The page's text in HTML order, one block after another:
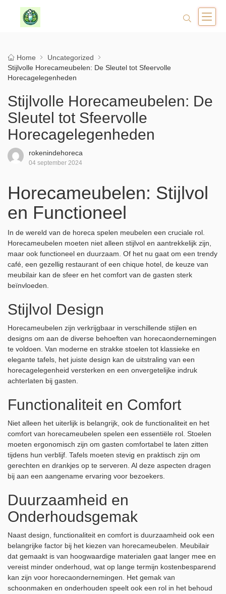
Home
Uncategorized
Stijlvolle Horecameubelen: De Sleutel tot Sfeervolle
Horecagelegenheden
Stijlvolle Horecameubelen: De
Sleutel tot Sfeervolle
Horecagelegenheden
rokenindehoreca
04 september 2024
Horecameubelen: Stijlvol
en Functioneel
In de wereld van de horeca spelen meubelen een cruciale rol.
Horecameubelen moeten niet alleen stijlvol en aantrekkelijk zijn,
maar ook functioneel en duurzaam. Of het nu gaat om een trendy
café, een gezellig restaurant of een chique hotel, de keuze van
meubilair kan de sfeer en het comfort van de gasten sterk
beïnvloeden.
Stijlvol Design
Horecameubelen zijn verkrijgbaar in verschillende stijlen en
designs om aan de diverse behoeften van horecaondernemingen
te voldoen. Van moderne en strakke stoelen tot klassieke en
elegante tafels, het juiste design kan de uitstraling van een
horecagelegenheid versterken en een onvergetelijke indruk
achterlaten bij gasten.
Functionaliteit en Comfort
Niet alleen het uiterlijk is belangrijk, ook de functionaliteit en het
comfort van horecameubelen spelen een essentiële rol. Stoelen
moeten ergonomisch zijn om gasten comfortabel te laten zitten
tijdens hun verblijf. Tafels moeten stevig en praktisch zijn om
gerechten en drankjes op te serveren. Al deze aspecten dragen
bij aan een aangename ervaring voor bezoekers.
Duurzaamheid en
Onderhoudsgemak
Naast design, functionaliteit en comfort is duurzaamheid ook een
belangrijke factor bij het kiezen van horecameubelen. Meubilair
dat gemaakt is van hoogwaardige materialen gaat langer mee en
vereist minder onderhoud, wat op lange termijn kostenbesparend
kan zijn voor horecaondernemingen. Het gemak van
schoonmaken en onderhouden speelt ook een rol in het behoud